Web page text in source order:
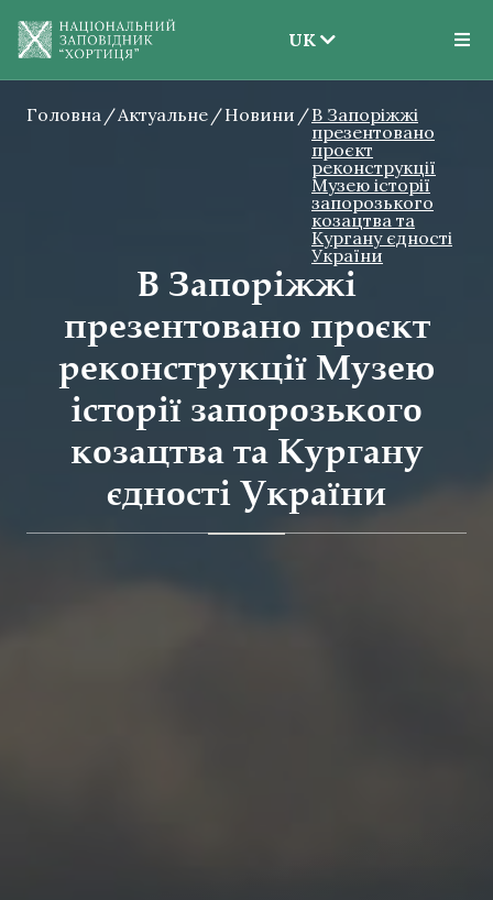
UK
EN
UK
Головна Актуальне Новини
В Запоріжжі
презентовано
проєкт
реконструкції
Музею історії
запорозького
козацтва та
Кургану єдності
України
В Запоріжжі
презентовано проєкт
реконструкції Музею
історії запорозького
козацтва та Кургану
єдності України